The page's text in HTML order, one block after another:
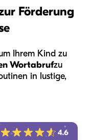
Förderung
Ihrem Kind zu
Wortabrufzu
in lustige,